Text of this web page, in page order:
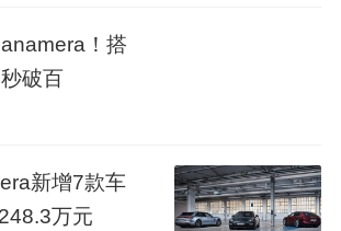
！搭
破百
新增7款车
万元